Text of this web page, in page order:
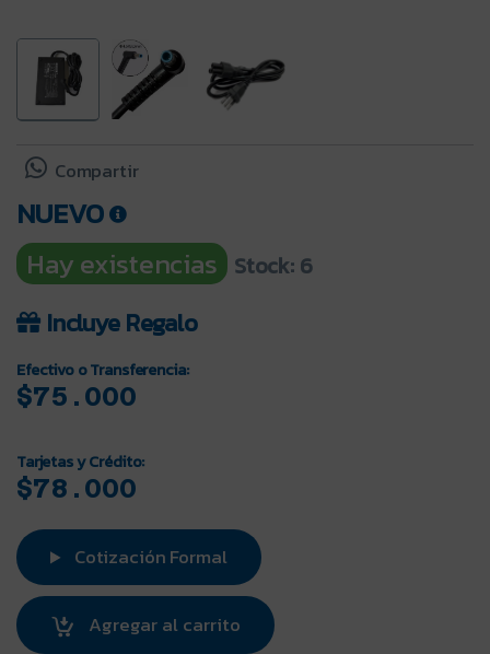
Compartir
NUEVO
Hay existencias Stock: 6
Incluye Regalo
Efectivo o Transferencia:
$75.000
Tarjetas y Crédito:
$78.000
Cotización Formal
Agregar al carrito